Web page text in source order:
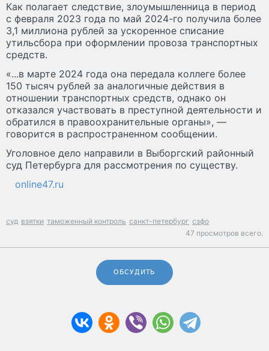
Как полагает следствие, злоумышленница в период
с февраля 2023 года по май 2024-го получила более
3,1 миллиона рублей за ускоренное списание
утильсбора при оформлении провоза транспортных
средств.
«...в марте 2024 года она передала коллеге более
150 тысяч рублей за аналогичные действия в
отношении транспортных средств, однако он
отказался участвовать в преступной деятельности и
обратился в правоохранительные органы», —
говорится в распространенном сообщении.
Уголовное дело направили в Выборгский районный
суд Петербурга для рассмотрения по существу.
online47.ru
суд взятки таможенный контроль санкт-петербург сзфо
47 просмотров всего.
ОБСУДИТЬ